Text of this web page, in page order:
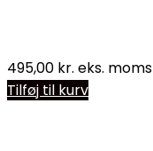
495,00 kr. eks. moms
Tilføj til kurv